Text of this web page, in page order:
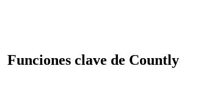
Funciones clave de Countly